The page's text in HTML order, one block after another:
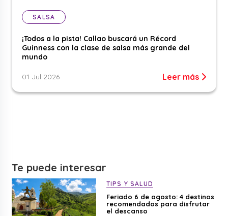
SALSA
¡Todos a la pista! Callao buscará un Récord
Guinness con la clase de salsa más grande del
mundo
01 Jul 2026 Leer más
Te puede interesar
TIPS Y SALUD
Feriado 6 de agosto: 4 destinos
recomendados para disfrutar
el descanso